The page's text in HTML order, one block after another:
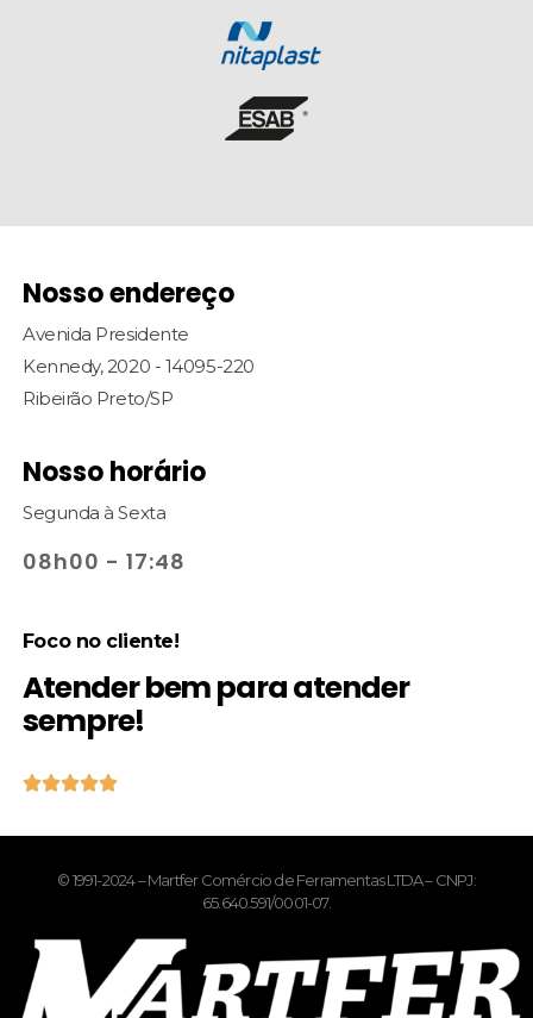
Nosso endereço
Avenida Presidente
Kennedy, 2020 - 14095-220
Ribeirão Preto/SP
Nosso horário
Segunda à Sexta
08h00 - 17:48
Foco no cliente!
Atender bem para atender
sempre!

© 1991-2024 – Martfer Comércio de Ferramentas LTDA – CNPJ:
65.640.591/0001-07.